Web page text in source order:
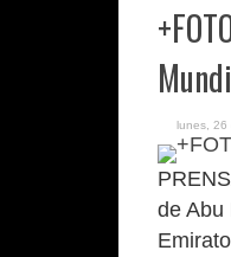
lunes, 26
de Abu